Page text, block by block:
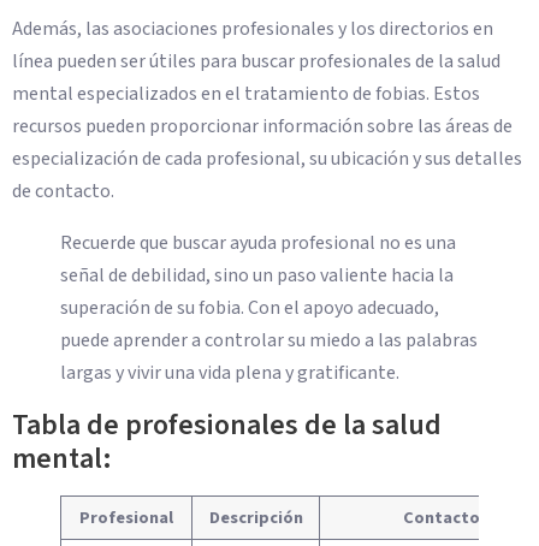
Además, las asociaciones profesionales y los directorios en
línea pueden ser útiles para buscar profesionales de la salud
mental especializados en el tratamiento de fobias. Estos
recursos pueden proporcionar información sobre las áreas de
especialización de cada profesional, su ubicación y sus detalles
de contacto.
Recuerde que buscar ayuda profesional no es una
señal de debilidad, sino un paso valiente hacia la
superación de su fobia. Con el apoyo adecuado,
puede aprender a controlar su miedo a las palabras
largas y vivir una vida plena y gratificante.
Tabla de profesionales de la salud
mental:
Profesional Descripción
Contacto